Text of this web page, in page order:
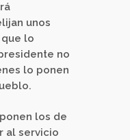
unos
lo
no
lo ponen
los de
al servicio